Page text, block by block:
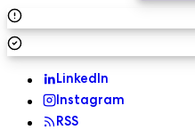
LinkedIn
Instagram
RSS